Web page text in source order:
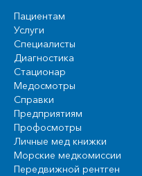
Пациентам
Услуги
Специалисты
Диагностика
Стационар
Медосмотры
Справки
Предприятиям
Профосмотры
Личные мед книжки
Морские медкомиссии
Передвижной рентген